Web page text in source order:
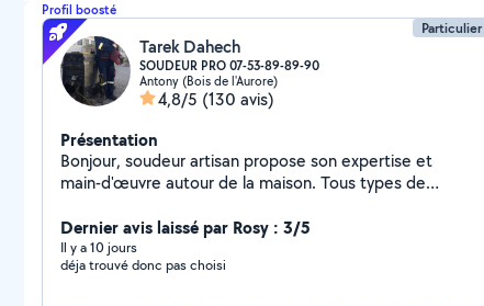
Profil boosté
Particulier
Tarek Dahech
SOUDEUR PRO 07-53-89-89-90
Antony (Bois de l'Aurore)
4,8/5 (130 avis)
Présentation
Bonjour, soudeur artisan propose son expertise et
main-d'œuvre autour de la maison. Tous types de
Serrurier Soudeur gaz et eaux Fabrication rénovation
modification (Porte portail garde-corps charpente)
Disponible 7/7
Dernier avis laissé par Rosy : 3/5
Il y a 10 jours
déja trouvé donc pas choisi